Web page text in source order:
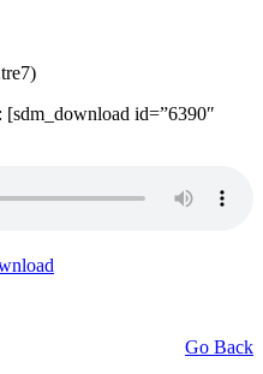
id=”6390″
Go Back